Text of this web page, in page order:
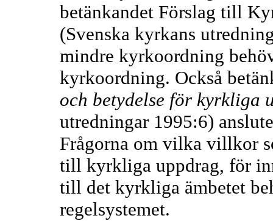
betänkandet Förslag till
(Svenska kyrkans
mindre kyrkoordning
kyrkoordning. Också
och betydelse för kyrkliga
utredningar 1995:6)
Frågorna om vilka villkor
till kyrkliga uppdrag, för
till det kyrkliga ämbetet
regelsystemet.